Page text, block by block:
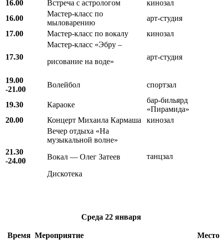
16.00
Встреча с астрологом
кинозал
16.00
Мастер-класс по
мыловарению
арт-студия
17.00
Мастер-класс по вокалу кинозал
17.30
Мастер-класс «Эбру –
рисование на воде»
арт-студия
19.00
-21.00
Волейбол спортзал
19.30 Караоке
бар-бильярд
«Пирамида»
20.00
Концерт Михаила Кармаша кинозал
21.30
-24.00
Вечер отдыха «На
музыкальной волне»
Вокал — Олег Затеев
Дискотека
танцзал
Среда 22 января
Время Мероприятие Место